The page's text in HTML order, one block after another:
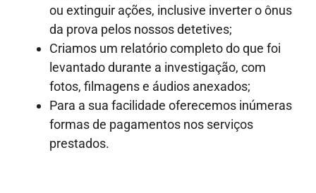
ou extinguir ações, inclusive inverter o ônus
da prova pelos nossos detetives;
Criamos um relatório completo do que foi
levantado durante a investigação, com
fotos, filmagens e áudios anexados;
Para a sua facilidade oferecemos inúmeras
formas de pagamentos nos serviços
prestados.